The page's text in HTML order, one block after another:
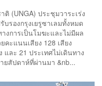
(UNGA) ประชุมวาระเร่ง
รองกรุงเยรูซาเลมทั้งหมด
างการเป็นโมฆะและไม่มีผล
คะแนนเสียง 128 เสียง
และ 21 ประเทศไม่เดินทาง
ยสัปดาห์ที่ผ่านมา &nb...